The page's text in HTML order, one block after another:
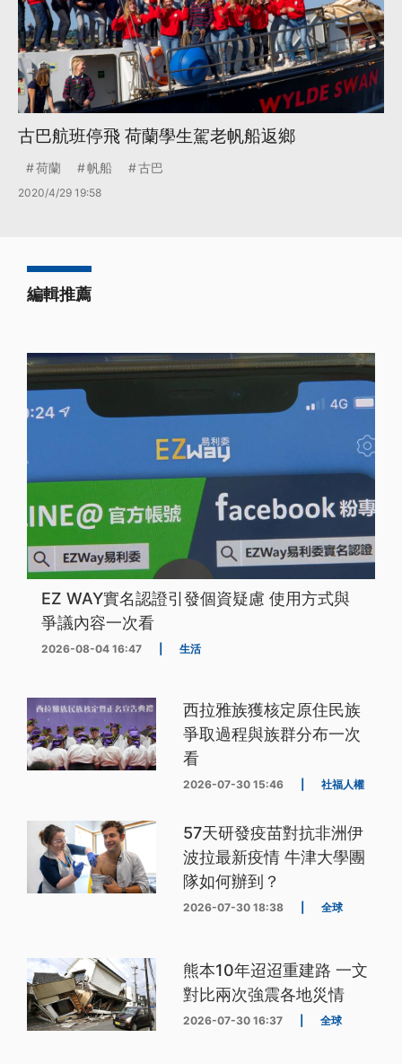
古巴航班停飛 荷蘭學生駕老帆船返鄉
荷蘭 帆船 古巴
2020/4/29 19:58
編輯推薦
EZ WAY實名認證引發個資疑慮 使用方式與
爭議內容一次看
2026-08-04 16:47 生活
西拉雅族獲核定原住民族
爭取過程與族群分布一次
看
2026-07-30 15:46 社福人權
57天研發疫苗對抗非洲伊
波拉最新疫情 牛津大學團
隊如何辦到？
2026-07-30 18:38 全球
熊本10年迢迢重建路 一文
對比兩次強震各地災情
2026-07-30 16:37 全球